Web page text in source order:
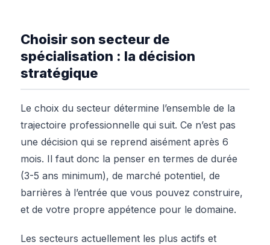
Choisir son secteur de
spécialisation : la décision
stratégique
Le choix du secteur détermine l’ensemble de la
trajectoire professionnelle qui suit. Ce n’est pas
une décision qui se reprend aisément après 6
mois. Il faut donc la penser en termes de durée
(3-5 ans minimum), de marché potentiel, de
barrières à l’entrée que vous pouvez construire,
et de votre propre appétence pour le domaine.
Les secteurs actuellement les plus actifs et